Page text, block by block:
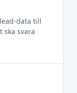
lead-data till
ska svara